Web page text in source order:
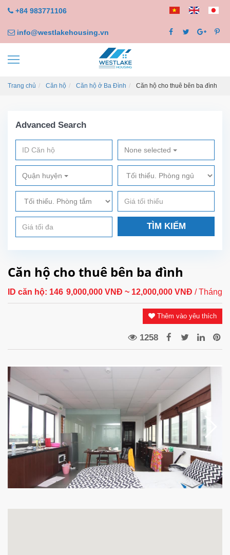
+84 983771106
info@westlakehousing.vn
Trang chủ Căn hộ Căn hộ ở Ba Đình Căn hộ cho thuê bên ba đình
Advanced Search
None selected
Quận huyện
TÌM KIẾM
Căn hộ cho thuê bên ba đình
ID căn hộ: 146 9,000,000 VNĐ ~ 12,000,000 VNĐ / Tháng
Thêm vào yêu thích
1258